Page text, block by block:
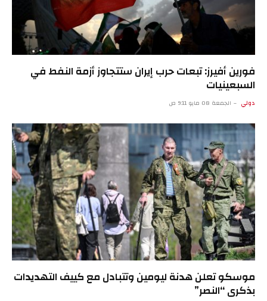
فورين أفيرز: تبعات حرب إيران ستتجاوز أزمة النفط في
السبعينيات
دولي الجمعة 08 مايو 9:11 ص
موسكو تعلن هدنة ليومين وتتبادل مع كييف التهديدات
بذكرى “النصر”